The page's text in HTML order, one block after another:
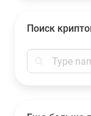
Поиск